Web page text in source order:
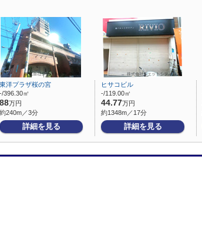
東洋プラザ桜の宮
-/396.30㎡
88万円
約240m／3分
詳細を見る
ヒサコビル
-/119.00㎡
44.77万円
約1348m／17分
詳細を見る